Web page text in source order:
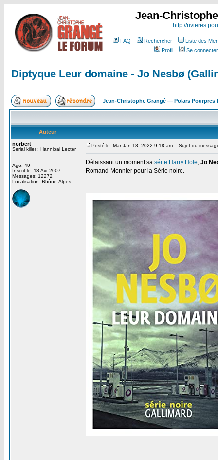
Jean-
http://
FAQ Rechercher
Liste des
Profil
Se
Diptyque Leur domaine - Jo Nesbø
Jean-Christophe Grangé — Polars Pourpres
Auteur
norbert
Serial killer : Hannibal Lecter
Age: 49
Inscrit le: 18 Avr 2007
Messages: 12272
Localisation: Rhône-Alpes
Posté le: Mar Jan 18, 2022 9:18 am Sujet du
Délaissant un moment sa série Harry Hole, Jo
Romand-Monnier pour la Série noire.